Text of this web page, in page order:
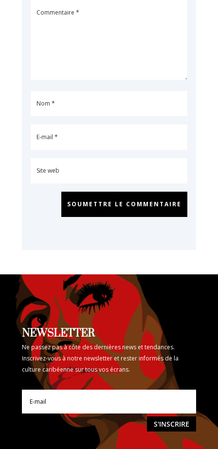
SOUMETTRE LE COMMENTAIRE
NEWSLETTER
Ne passez pas à côte des dernières news et tendances.
Inscrivez-vous à notre newsletter et rester informés de la
culture caribéenne sur tous vos écrans.
S'INSCRIRE